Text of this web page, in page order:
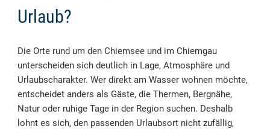
Urlaub?
Die Orte rund um den Chiemsee und im Chiemgau
unterscheiden sich deutlich in Lage, Atmosphäre und
Urlaubscharakter. Wer direkt am Wasser wohnen möchte,
entscheidet anders als Gäste, die Thermen, Bergnähe,
Natur oder ruhige Tage in der Region suchen. Deshalb
lohnt es sich, den passenden Urlaubsort nicht zufällig,